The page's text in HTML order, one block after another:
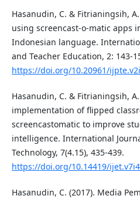
Hasanudin, C. & Fitrianingsih,
using screencast-o-matic apps
Indonesian language.
and Teacher Education, 2: 143-
https://doi.org/10.20961/
Hasanudin, C. & Fitrianingsih,
implementation of flipped
screencastomatic to improve
intelligence. International
Technology, 7(4.15), 435-439.
https://doi.org/10.14419/
Hasanudin, C. (2017). Media